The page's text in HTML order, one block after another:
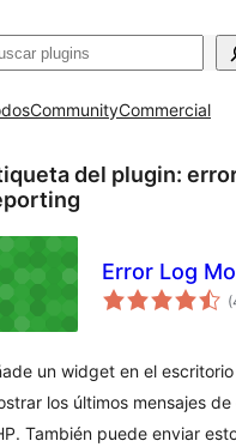
CommunityCommercial
del plugin:
Error Log
un widget en el
los últimos mensajes
También puede enviar